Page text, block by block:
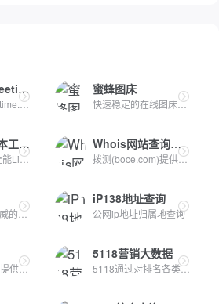
世界时间网(seetime.cn)
世界时间网(seetime.cn)实时查询世界各地当前时间、时区和时差...
蜜蜂图床
快速稳定的在线图床服务，支持图片上传、存储与外链分享，适合...
Linux一键脚本工具箱
Yizitool是一款全能Linux服务器管理工具箱，提供Docker管理、L...
Whois网站查询测速
拨测(boce.com)提供网站测速、宽带网速测试、Ping测速、DNS测速...
国内最专业最权威的实时网站测速、服务器监控、网络监控、IDC质...
iP138地址查询
公网ip地址归属地查询
桔子SEO为站长提供外链查询，批量查反链、老域名挖掘、网站建站...
5118营销大数据
5118通过对排名各类大数据挖掘,提供关键词挖掘,行业词库,站群权...